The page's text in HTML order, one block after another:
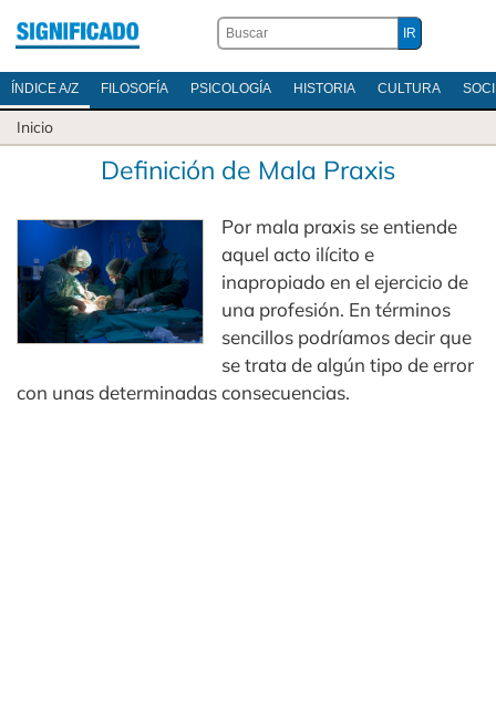
ÍNDICE A/Z FILOSOFÍA PSICOLOGÍA HISTORIA CULTURA
Inicio
Definición de Mala Praxis
Por mala praxis se entiende
aquel acto ilícito e
inapropiado en el ejercicio de
una profesión. En términos
sencillos podríamos decir que
se trata de algún tipo de error
con unas determinadas consecuencias.